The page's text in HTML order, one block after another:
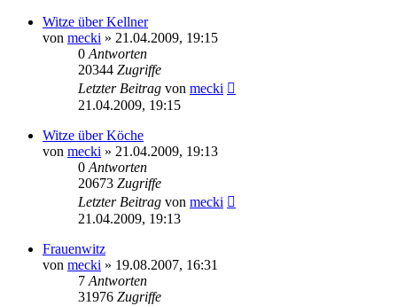
Witze über Kellner
von mecki » 21.04.2009, 19:15
0 Antworten
20344 Zugriffe
Letzter Beitrag von mecki
21.04.2009, 19:15
Witze über Köche
von mecki » 21.04.2009, 19:13
0 Antworten
20673 Zugriffe
Letzter Beitrag von mecki
21.04.2009, 19:13
Frauenwitz
von mecki » 19.08.2007, 16:31
7 Antworten
31976 Zugriffe